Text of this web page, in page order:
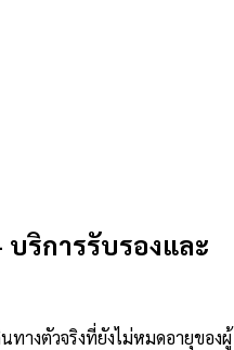
บริการรับรองและ
างตัวจริงที่ยังไม่หมดอายุของผู้